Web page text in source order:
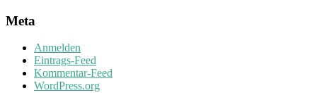
Meta
Anmelden
Eintrags-Feed
Kommentar-Feed
WordPress.org